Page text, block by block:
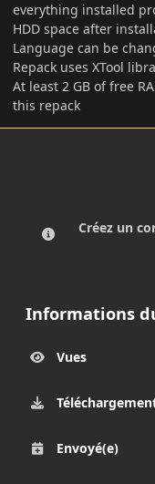
everything installed
HDD space after
Language can be
Repack uses XTool
At least 2 GB of free
this repack
Créez un
Informations
Vues
Envoyé(e)